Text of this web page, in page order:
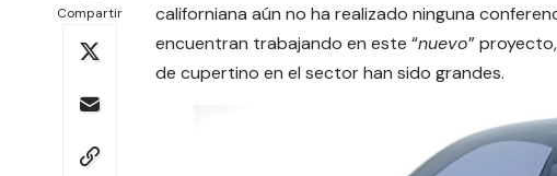
Compartir
californiana aún no ha realizado ninguna
encuentran trabajando en este “nuevo”
de cupertino en el sector han sido grandes.